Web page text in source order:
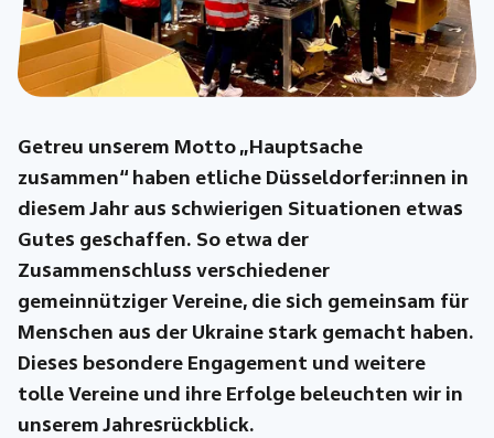
Getreu unserem Motto „Hauptsache
zusammen“ haben etliche Düsseldorfer:innen in
diesem Jahr aus schwierigen Situationen etwas
Gutes geschaffen. So etwa der
Zusammenschluss verschiedener
gemeinnütziger Vereine, die sich gemeinsam für
Menschen aus der Ukraine stark gemacht haben.
Dieses besondere Engagement und weitere
tolle Vereine und ihre Erfolge beleuchten wir in
unserem Jahresrückblick.